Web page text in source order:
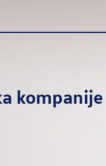
kompanije